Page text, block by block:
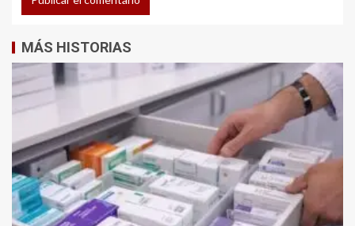
MÁS HISTORIAS